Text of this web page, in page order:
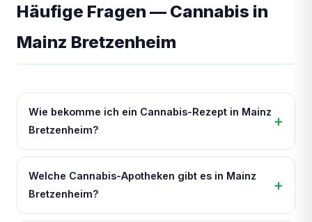
Häufige Fragen — Cannabis in
Mainz Bretzenheim
Wie bekomme ich ein Cannabis-Rezept in Mainz
Bretzenheim?
Welche Cannabis-Apotheken gibt es in Mainz
Bretzenheim?